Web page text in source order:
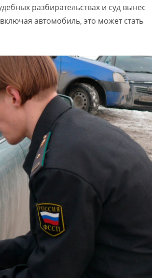
разбирательствах и суд вынес
автомобиль, это может стать